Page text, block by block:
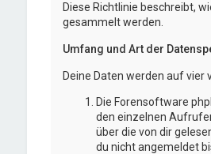
Diese Richtlinie beschreibt,
gesammelt werden.
Umfang und Art der
Deine Daten werden auf
Die Forensoftware
den einzelnen
über die von dir
du nicht angemeldet